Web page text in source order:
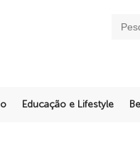
for:
Educação e Lifestyle